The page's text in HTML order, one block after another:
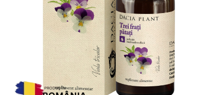
Par si unghii
Probiotice si prebiotice
Sanatate urinara
Sistemul respirator
Balsam masca si tratament
Produse cu SPF Pentru Fata
Repelenti insecte